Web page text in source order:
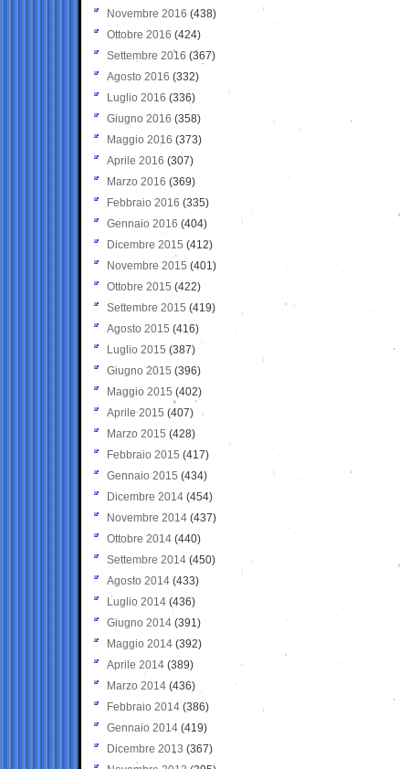
Novembre 2016 (438)
Ottobre 2016 (424)
Settembre 2016 (367)
Agosto 2016 (332)
Luglio 2016 (336)
Giugno 2016 (358)
Maggio 2016 (373)
Aprile 2016 (307)
Marzo 2016 (369)
Febbraio 2016 (335)
Gennaio 2016 (404)
Dicembre 2015 (412)
Novembre 2015 (401)
Ottobre 2015 (422)
Settembre 2015 (419)
Agosto 2015 (416)
Luglio 2015 (387)
Giugno 2015 (396)
Maggio 2015 (402)
Aprile 2015 (407)
Marzo 2015 (428)
Febbraio 2015 (417)
Gennaio 2015 (434)
Dicembre 2014 (454)
Novembre 2014 (437)
Ottobre 2014 (440)
Settembre 2014 (450)
Agosto 2014 (433)
Luglio 2014 (436)
Giugno 2014 (391)
Maggio 2014 (392)
Aprile 2014 (389)
Marzo 2014 (436)
Febbraio 2014 (386)
Gennaio 2014 (419)
Dicembre 2013 (367)